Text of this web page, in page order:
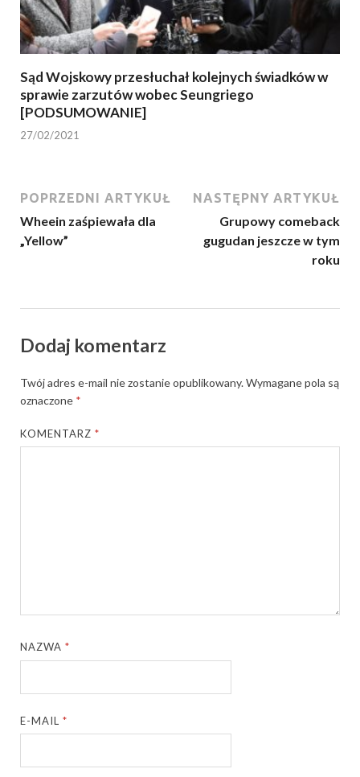
Sąd Wojskowy przesłuchał kolejnych świadków w
sprawie zarzutów wobec Seungriego
[PODSUMOWANIE]
27/02/2021
POPRZEDNI ARTYKUŁ
Wheein zaśpiewała dla
„Yellow”
NASTĘPNY ARTYKUŁ
Grupowy comeback
gugudan jeszcze w tym
roku
Dodaj komentarz
Twój adres e-mail nie zostanie opublikowany.Wymagane pola są
oznaczone *
KOMENTARZ*
NAZWA*
E-MAIL*